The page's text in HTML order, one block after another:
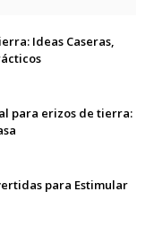
Ideas Caseras,
para erizos de tierra:
para Estimular